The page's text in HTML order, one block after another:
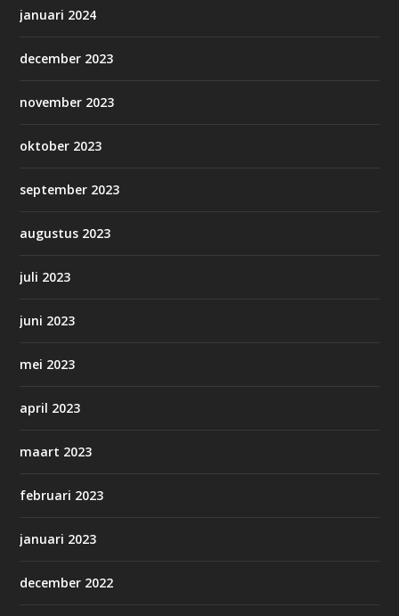
januari 2024
december 2023
november 2023
oktober 2023
september 2023
augustus 2023
juli 2023
juni 2023
mei 2023
april 2023
maart 2023
februari 2023
januari 2023
december 2022